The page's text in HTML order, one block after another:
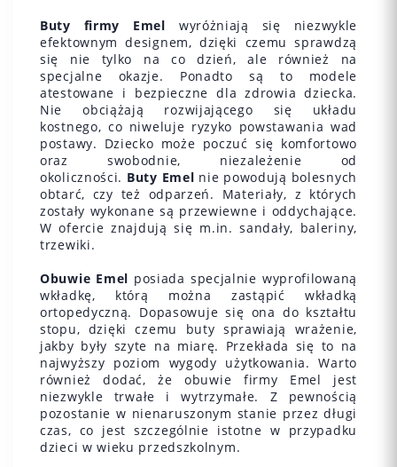
Buty firmy Emel wyróżniają się niezwykle
efektownym designem, dzięki czemu sprawdzą
się nie tylko na co dzień, ale również na
specjalne okazje. Ponadto są to modele
atestowane i bezpieczne dla zdrowia dziecka.
Nie obciążają rozwijającego się układu
kostnego, co niweluje ryzyko powstawania wad
postawy. Dziecko może poczuć się komfortowo
oraz swobodnie, niezależenie od
okoliczności. Buty Emel nie powodują bolesnych
obtarć, czy też odparzeń. Materiały, z których
zostały wykonane są przewiewne i oddychające.
W ofercie znajdują się m.in. sandały, baleriny,
trzewiki.
Obuwie Emel posiada specjalnie wyprofilowaną
wkładkę, którą można zastąpić wkładką
ortopedyczną. Dopasowuje się ona do kształtu
stopu, dzięki czemu buty sprawiają wrażenie,
jakby były szyte na miarę. Przekłada się to na
najwyższy poziom wygody użytkowania. Warto
również dodać, że obuwie firmy Emel jest
niezwykle trwałe i wytrzymałe. Z pewnością
pozostanie w nienaruszonym stanie przez długi
czas, co jest szczególnie istotne w przypadku
dzieci w wieku przedszkolnym.
Dodaj do koszyka Dodaj do koszyka